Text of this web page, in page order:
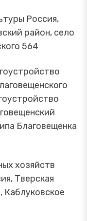
Россия,
район, село
564
Благовещенка
хозяйств
Тверская
Каблуковское